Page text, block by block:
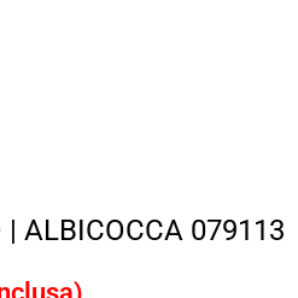
| ALBICOCCA 079113